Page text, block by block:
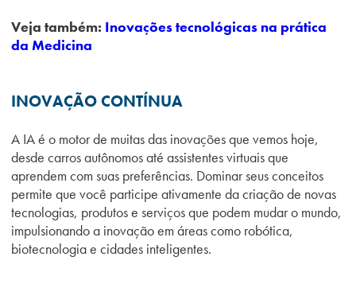
Veja também: Inovações tecnológicas na prática
da Medicina
INOVAÇÃO CONTÍNUA
A IA é o motor de muitas das inovações que vemos hoje,
desde carros autônomos até assistentes virtuais que
aprendem com suas preferências. Dominar seus conceitos
permite que você participe ativamente da criação de novas
tecnologias, produtos e serviços que podem mudar o mundo,
impulsionando a inovação em áreas como robótica,
biotecnologia e cidades inteligentes.